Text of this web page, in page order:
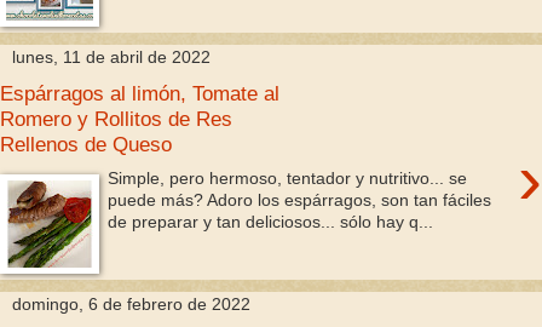
lunes, 11 de abril de 2022
Espárragos al limón, Tomate al
Romero y Rollitos de Res
Rellenos de Queso
›
Simple, pero hermoso, tentador y nutritivo... se
puede más? Adoro los espárragos, son tan fáciles
de preparar y tan deliciosos... sólo hay q...
domingo, 6 de febrero de 2022